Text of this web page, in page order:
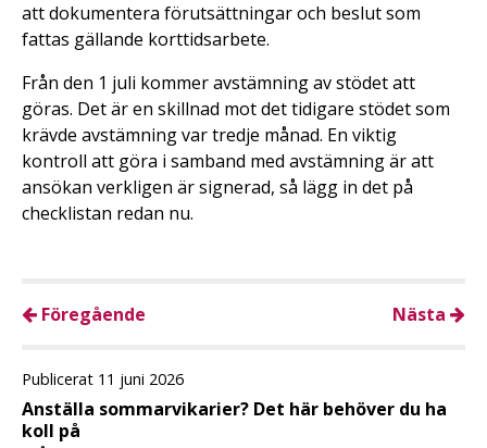
att dokumentera förutsättningar och beslut som
fattas gällande korttidsarbete.
Från den 1 juli kommer avstämning av stödet att
göras. Det är en skillnad mot det tidigare stödet som
krävde avstämning var tredje månad. En viktig
kontroll att göra i samband med avstämning är att
ansökan verkligen är signerad, så lägg in det på
checklistan redan nu.
Föregående Nästa
Publicerat 11 juni 2026
Anställa sommarvikarier? Det här behöver du ha
koll på